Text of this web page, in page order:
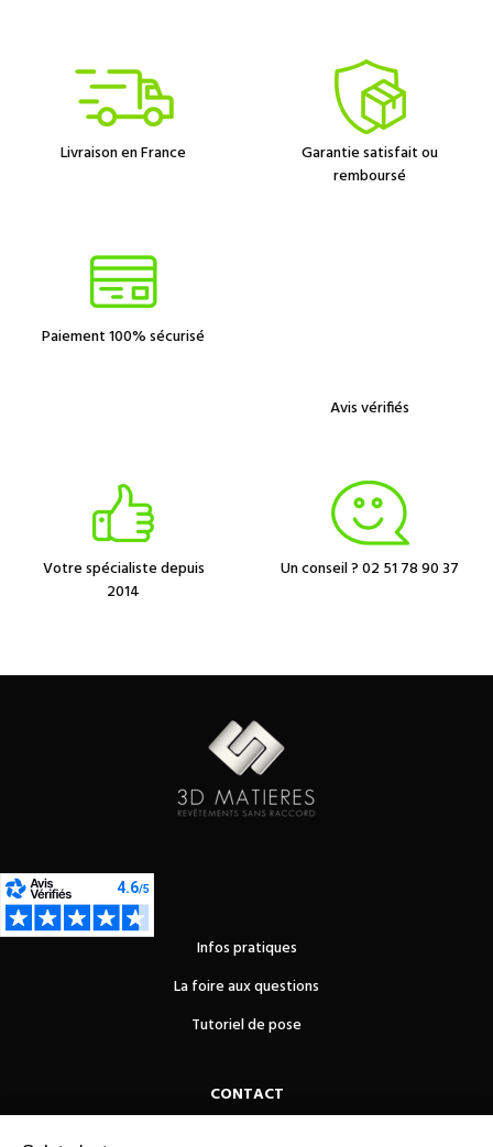
Livraison en France
Garantie satisfait ou
remboursé
Paiement 100% sécurisé
Avis vérifiés
Votre spécialiste depuis
2014
Un conseil ? 02 51 78 90 37
Infos pratiques
La foire aux questions
Tutoriel de pose
CONTACT